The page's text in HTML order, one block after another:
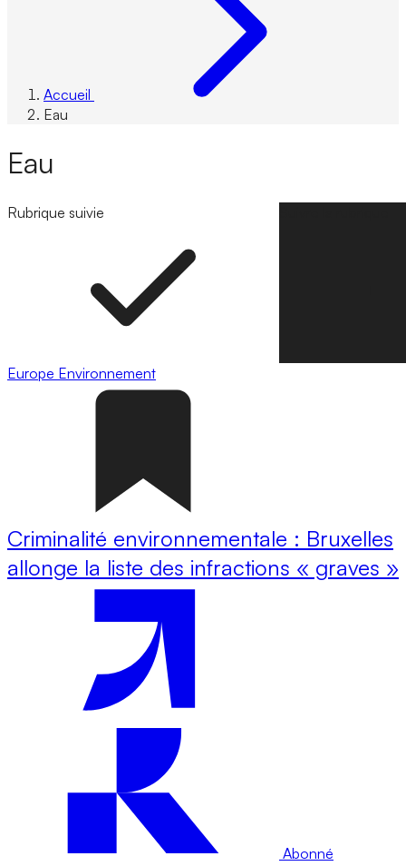
Accueil
Eau
Eau
Rubrique suivie
Europe Environnement
Criminalité environnementale : Bruxelles
allonge la liste des infractions « graves »
Abonné